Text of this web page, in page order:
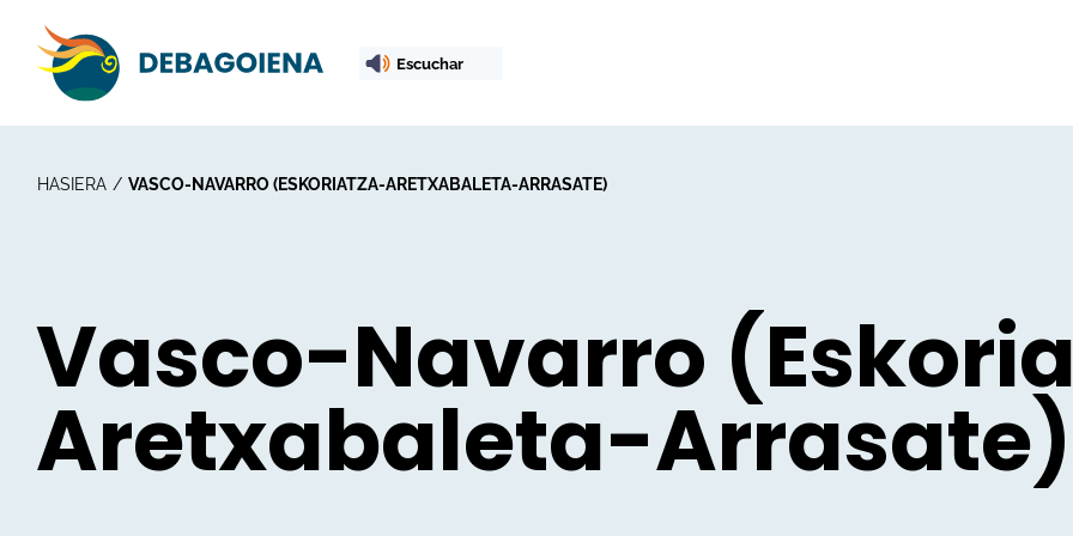
Escuchar
HASIERA VASCO-NAVARRO (ESKORIATZA-ARETXABALETA-ARRASATE)
Vasco-Navarro
Aretxabaleta-Arrasate)